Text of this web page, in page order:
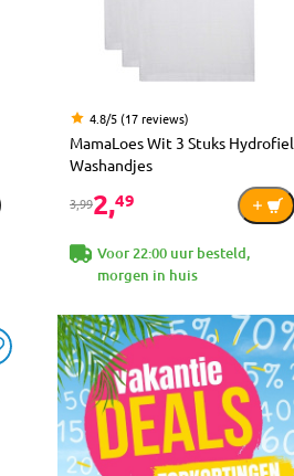
4.8/5 (17 reviews)
MamaLoes Wit 3 Stuks Hydrofiel
Washandjes
3,992,49
Voor 22:00 uur besteld,
morgen in huis